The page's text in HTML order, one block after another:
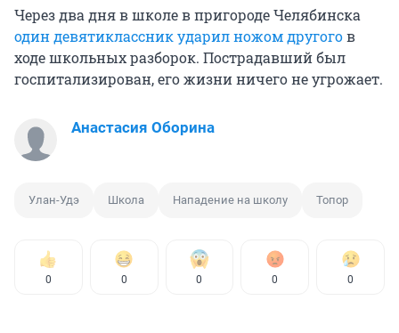
Через два дня в школе в пригороде Челябинска
один девятиклассник ударил ножом другогов
ходе школьных разборок. Пострадавший был
госпитализирован, его жизни ничего не угрожает.
Анастасия Оборина
Улан-Удэ Школа Нападение на школу Топор
0 0 0 0 0